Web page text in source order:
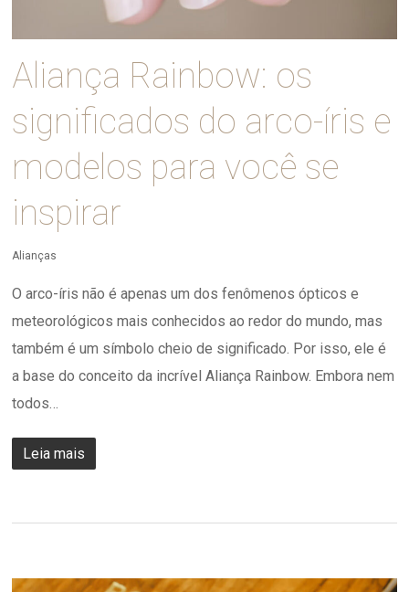
Aliança Rainbow: os
significados do arco-íris e
modelos para você se
inspirar
Alianças
O arco-íris não é apenas um dos fenômenos ópticos e
meteorológicos mais conhecidos ao redor do mundo, mas
também é um símbolo cheio de significado. Por isso, ele é
a base do conceito da incrível Aliança Rainbow. Embora nem
todos…
Leia mais